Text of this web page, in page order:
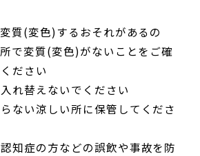
質(変色)するおそれがあるの
で変質(変色)がないことをご確
ださい
れ替えないでください
ない涼しい所に保管してくださ
知症の方などの誤飲や事故を防